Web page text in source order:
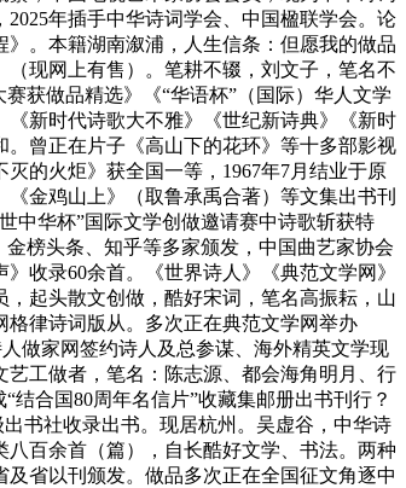
年插手中华诗词学会、中国楹联学会。论
。本籍湖南溆浦，人生信条：但愿我的做品
现网上有售）。笔耕不辍，刘文子，笔名不
获做品精选》《“华语杯”（国际）华人文学
新时代诗歌大不雅》《世纪新诗典》《新时
曾正在片子《高山下的花环》等十多部影视
的火炬》获全国一等，1967年7月结业于原
金鸡山上》（取鲁承禹合著）等文集出书刊
中华杯”国际文学创做邀请赛中诗歌斩获特
榜头条、知乎等多家颁发，中国曲艺家协会
收录60余首。《世界诗人》《典范文学网》
起头散文创做，酷好宋词，笔名高振耘，山
律诗词版从。多次正在典范文学网举办
做家网签约诗人及总参谋、海外精英文学现
工做者，笔名：陈志源、都会海角明月、行
合国80周年名信片”收藏集邮册出书刊行？
书社收录出书。现居杭州。吴虚谷，中华诗
百余首（篇），自长酷好文学、书法。两种
省以刊颁发。做品多次正在全国征文角逐中